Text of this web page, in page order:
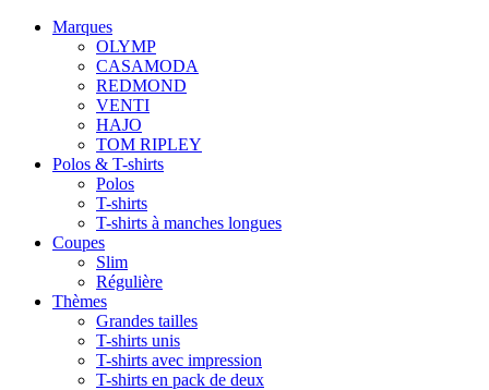
Marques
OLYMP
CASAMODA
REDMOND
VENTI
HAJO
TOM RIPLEY
Polos & T-shirts
Polos
T-shirts
T-shirts à manches longues
Coupes
Slim
Régulière
Thèmes
Grandes tailles
T-shirts unis
T-shirts avec impression
T-shirts en pack de deux